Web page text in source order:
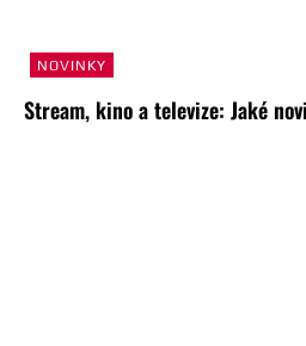
NOVINKY
Stream, kino a televize: Jaké